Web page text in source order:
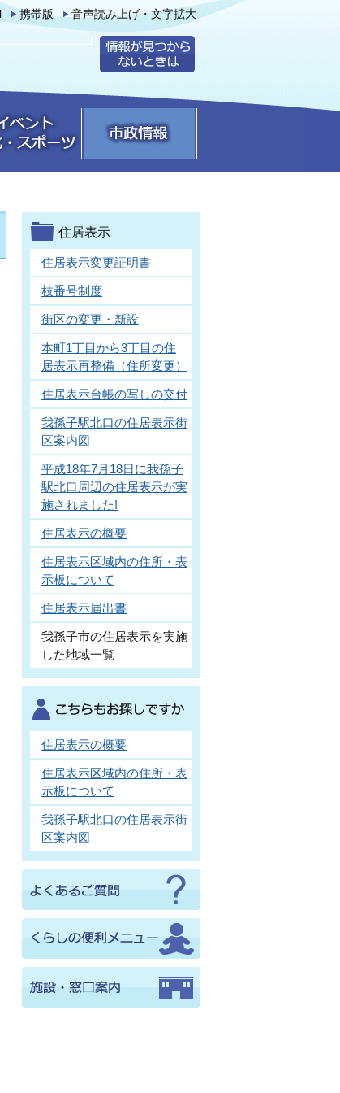
携帯版 音声読み上げ・文字拡大
住居表示
住居表示変更証明書
枝番号制度
街区の変更・新設
本町1丁目から3丁目の住
居表示再整備（住所変更）
住居表示台帳の写しの交付
我孫子駅北口の住居表示街
区案内図
平成18年7月18日に我孫子
駅北口周辺の住居表示が実
施されました!
住居表示の概要
住居表示区域内の住所・表
示板について
住居表示届出書
我孫子市の住居表示を実施
した地域一覧
住居表示の概要
住居表示区域内の住所・表
示板について
我孫子駅北口の住居表示街
区案内図